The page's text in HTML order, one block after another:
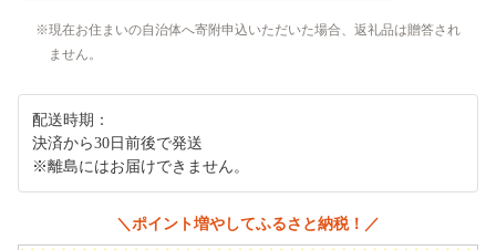
現在お住まいの自治体へ寄附申込いただいた場合、返礼品は贈答され
ません。
配送時期：
決済から30日前後で発送
※離島にはお届けできません。
＼ポイント増やしてふるさと納税！／